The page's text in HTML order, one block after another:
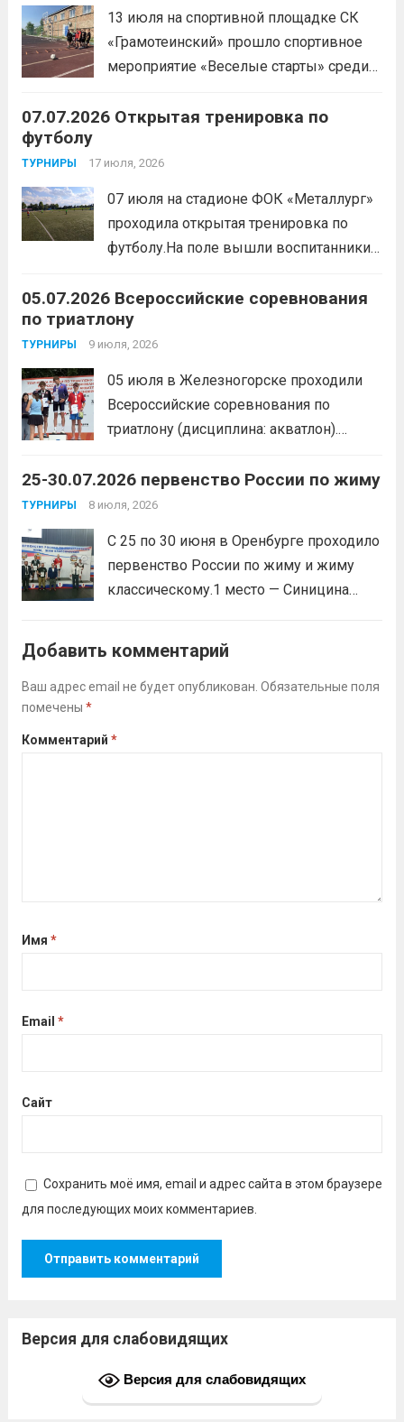
координацию.
13 июля на спортивной площадке СК
«Грамотеинский» прошло спортивное
мероприятие «Веселые старты» среди
шайбой».Несмотря на
мероприятия, главной целью
организаторы ставили сплочение
образа жизни. По итогам прохождения
07.07.2026 Открытая тренировка по
футболу
ТУРНИРЫ 17 июля, 2026
07 июля на стадионе ФОК «Металлург»
проходила открытая тренировка по
футболу.На поле вышли воспитанники
Участники отработали технику владения
мячом и сыграли несколько коротких
товарищеских матчей.
05.07.2026 Всероссийские соревнования
по триатлону
ТУРНИРЫ 9 июля, 2026
05 июля в Железногорске проходили
Всероссийские соревнования по
триатлону (дисциплина: акватлон).
Макарова, Серов Станислав, занял 1
место. Подготовила спортсмена тренер-
Викторовна. Читать дальше
25-30.07.2026 первенство России по жиму
ТУРНИРЫ 8 июля, 2026
С 25 по 30 июня в Оренбурге проходило
первенство России по жиму и жиму
классическому.1 место — Синицина
(тренер Задорина Я.С.)
Добавить комментарий
Ваш адрес email не будет опубликован. Обязательные поля
помечены *
Комментарий *
Имя *
Email *
Сайт
Сохранить моё имя, email и адрес сайта в этом браузере
для последующих моих комментариев.
Версия для слабовидящих
Версия для слабовидящих